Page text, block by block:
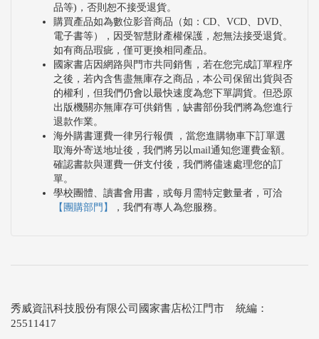
品等)，否則恕不接受退貨。
購買產品如為數位影音商品（如：CD、VCD、DVD、
電子書等），因受智慧財產權保護，恕無法接受退貨。
如有商品瑕疵，僅可更換相同產品。
國家書店因網路與門市共同銷售，若在您完成訂單程序
之後，若內含售盡無庫存之商品，本公司保留出貨與否
的權利，但我們仍會以最快速度為您下單調貨。但恐原
出版機關亦無庫存可供銷售，缺書部份我們將為您進行
退款作業。
海外購書運費一律另行報價 ，當您進購物車下訂單選
取海外寄送地址後，我們將另以mail通知您運費金額。
確認書款與運費一併支付後，我們將儘速處理您的訂
單。
學校團體、讀書會用書，或每月需特定數量者，可洽
【團購部門】
，我們有專人為您服務。
秀威資訊科技股份有限公司國家書店松江門市 統編：
25511417